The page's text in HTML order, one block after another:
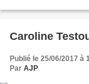
Caroline
Publié le 25/06/2017 à
Par AJP